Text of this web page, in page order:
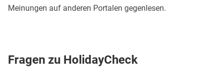
Meinungen auf anderen Portalen gegenlesen.
Fragen zu HolidayCheck